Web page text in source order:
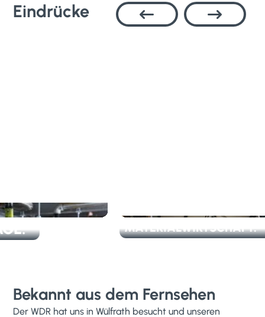
Eindrücke  
MATERIALWIRTSCHAFT.
Bekannt aus dem Fernsehen
Der WDR hat uns in Wülfrath besucht und unseren